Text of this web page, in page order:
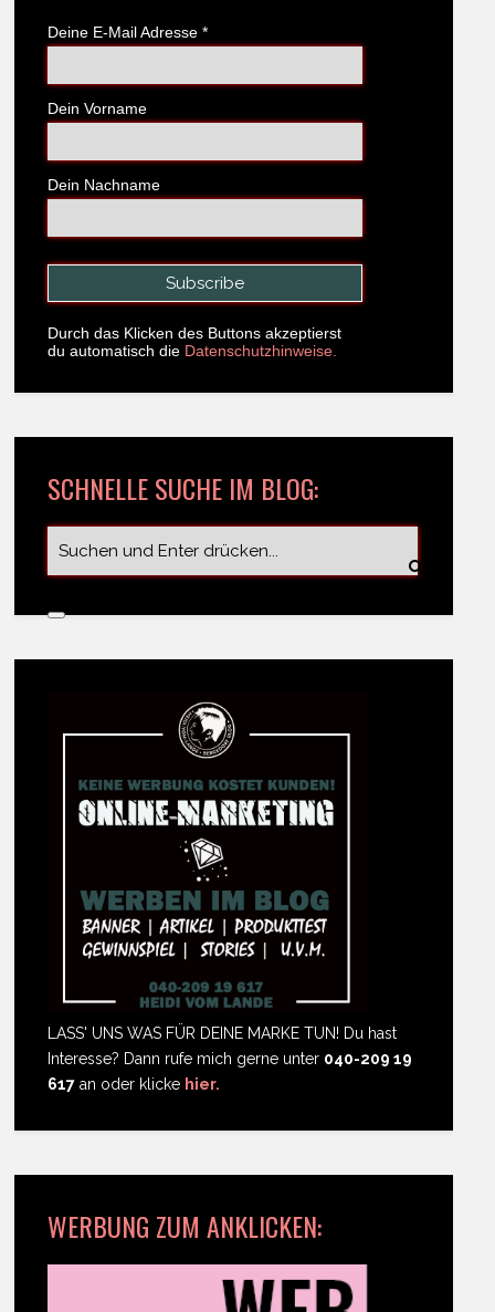
Deine E-Mail Adresse *
Dein Vorname
Dein Nachname
Durch das Klicken des Buttons akzeptierst
du automatisch die Datenschutzhinweise.
SCHNELLE SUCHE IM BLOG:
LASS' UNS WAS FÜR DEINE MARKE TUN! Du hast
Interesse? Dann rufe mich gerne unter 040-209 19
617 an oder klicke hier.
WERBUNG ZUM ANKLICKEN: